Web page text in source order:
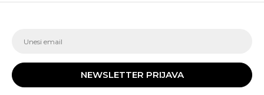
NEWSLETTER PRIJAVA